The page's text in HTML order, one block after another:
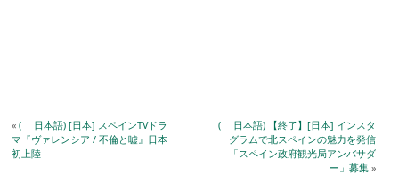
«( 日本語) [日本] スペインTVドラ
マ『ヴァレンシア / 不倫と嘘』日本
初上陸
( 日本語) 【終了】[日本] インスタ
グラムで北スペインの魅力を発信
「スペイン政府観光局アンバサダ
ー」募集»